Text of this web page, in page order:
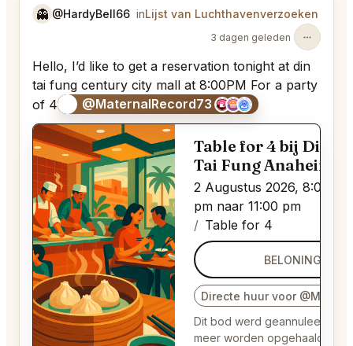
👻 @HardyBell66 inLijst van Luchthavenverzoeken
3 dagen geleden
Hello, I’d like to get a reservation tonight at din
tai fung century city mall at 8:00PM For a party
of 4
@MaternalRecord73
Table for 4 bij Din
Tai Fung Anaheim
2 Augustus 2026, 8:00
pm naar 11:00 pm
Table for 4
BELONING
Directe huur voor
Dit bod werd geannuleerd en
meer worden opgehaald.